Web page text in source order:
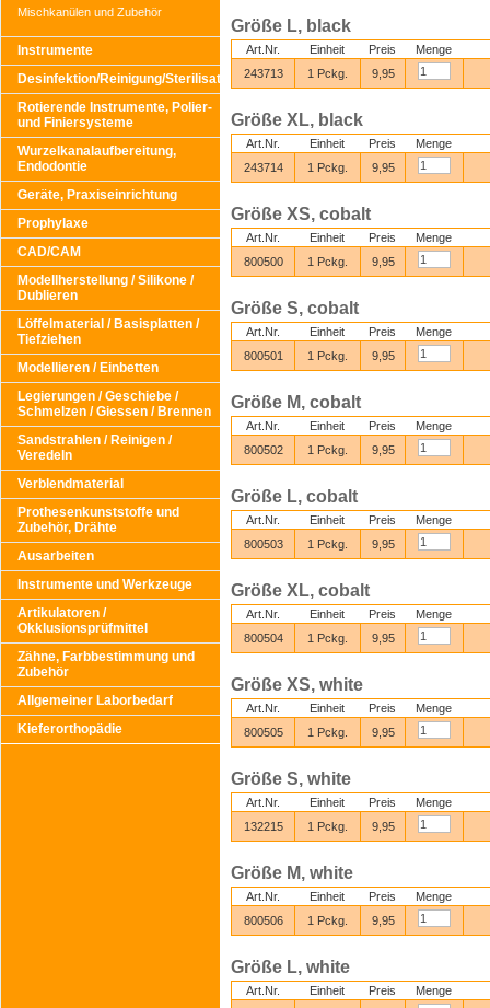
Mischkanülen und Zubehör
Instrumente
Desinfektion/Reinigung/Sterilisation
Rotierende Instrumente, Polier-
und Finiersysteme
Wurzelkanalaufbereitung,
Endodontie
Geräte, Praxiseinrichtung
Prophylaxe
CAD/CAM
Modellherstellung / Silikone /
Dublieren
Löffelmaterial / Basisplatten /
Tiefziehen
Modellieren / Einbetten
Legierungen / Geschiebe /
Schmelzen / Giessen / Brennen
Sandstrahlen / Reinigen /
Veredeln
Verblendmaterial
Prothesenkunststoffe und
Zubehör, Drähte
Ausarbeiten
Instrumente und Werkzeuge
Artikulatoren /
Okklusionsprüfmittel
Zähne, Farbbestimmung und
Zubehör
Allgemeiner Laborbedarf
Kieferorthopädie
Größe L, black
Art.Nr. Einheit Preis
Menge
243713
1 Pckg. 9,95
Größe XL, black
Art.Nr. Einheit Preis
Menge
243714
1 Pckg. 9,95
Größe XS, cobalt
Art.Nr. Einheit Preis
Menge
800500
1 Pckg. 9,95
Größe S, cobalt
Art.Nr. Einheit Preis
Menge
800501
1 Pckg. 9,95
Größe M, cobalt
Art.Nr. Einheit Preis
Menge
800502
1 Pckg. 9,95
Größe L, cobalt
Art.Nr. Einheit Preis
Menge
800503
1 Pckg. 9,95
Größe XL, cobalt
Art.Nr. Einheit Preis
Menge
800504
1 Pckg. 9,95
Größe XS, white
Art.Nr. Einheit Preis
Menge
800505
1 Pckg. 9,95
Größe S, white
Art.Nr. Einheit Preis
Menge
132215
1 Pckg. 9,95
Größe M, white
Art.Nr. Einheit Preis
Menge
800506
1 Pckg. 9,95
Größe L, white
Art.Nr. Einheit Preis
Menge